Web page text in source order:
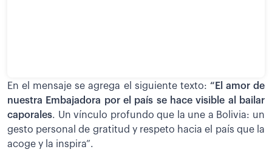
En el mensaje se agrega el siguiente texto: “El amor de
nuestra Embajadora por el país se hace visible al bailar
caporales. Un vínculo profundo que la une a Bolivia: un
gesto personal de gratitud y respeto hacia el país que la
acoge y la inspira”.